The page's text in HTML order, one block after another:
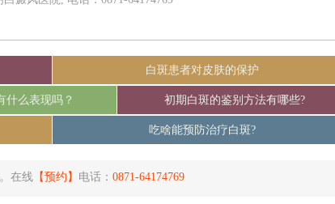
白斑患者对皮肤的保护
什么表现吗？ 初期白斑的鉴别方法有哪些?
吃啥能预防治疗白斑?
在线 【预约】 电话： 0871-64174769